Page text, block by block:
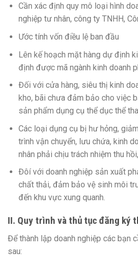
Cần xác định quy mô loại hình
nghiệp tư nhân, công ty TNHH,
Ước tính vốn điều lệ ban đầu
Lên kế hoạch mặt hàng dự định
định được mã ngành kinh doanh
Đối với cửa hàng, siêu thị kinh
kho, bãi chưa đảm bảo cho việc
sản phẩm dụng cụ thể dục thể
Các loại dụng cụ bị hư hỏng,
trình vận chuyển, lưu chứa, kinh
nhân phải chịu trách nhiệm thu
Đôí với doanh nghiệp sản xuất
chất thải, đảm bảo vệ sinh môi
đến khu vực xung quanh.
II. Quy trình và thủ tục đăng ký
Để thành lập doanh nghiệp các bạn
sau: